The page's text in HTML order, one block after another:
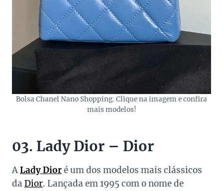
Bolsa Chanel Nano Shopping. Clique na imagem e confira
mais modelos!
03. Lady Dior – Dior
ALady Dioré um dos modelos mais clássicos
da Dior. Lançada em 1995 com o nome de